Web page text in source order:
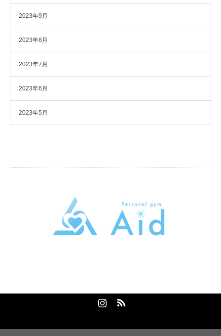
2023年9月
2023年8月
2023年7月
2023年6月
2023年5月